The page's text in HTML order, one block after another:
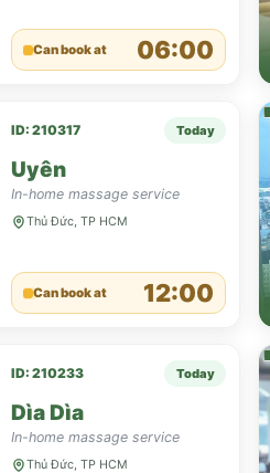
Can book at 06:00
ID: 210317 Today
Uyên
In-home massage service
Thủ Đức, TP HCM
Can book at 12:00
ID: 210233 Today
Dìa Dìa
In-home massage service
Thủ Đức, TP HCM